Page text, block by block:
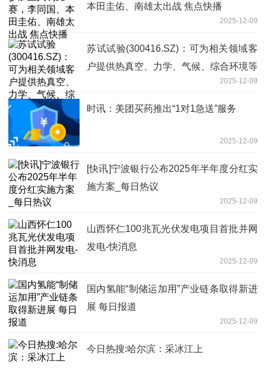
本田圭佑、南雄太出战 焦点快播
2025-12-09
苏试试验(300416.SZ)：可为相关领域客
户提供热真空、力学、气候、综合环境等
2025-12-09
时讯：美团买药推出“1对1急送”服务
2025-12-09
[快讯]宁波银行公布2025年半年度分红实
施方案_每日热议
2025-12-09
山西怀仁100兆瓦光伏发电项目首批并网
发电-快消息
2025-12-09
国内氢能“制储运加用”产业链条取得新进
展 每日报道
2025-12-09
今日热搜:哈尔滨：采冰江上